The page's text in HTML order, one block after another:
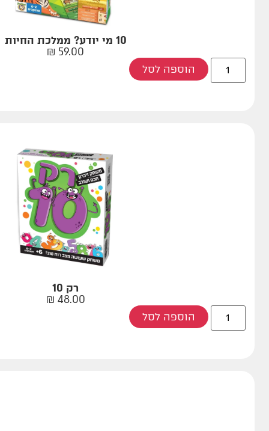
10 מי יודע? ממלכת החיות
59.00
₪
הוספה לסל
רק 10
48.00
₪
הוספה לסל